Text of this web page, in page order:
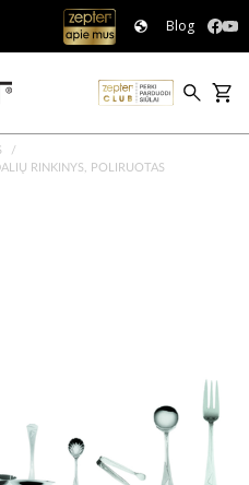
Blog
RINKINYS, POLIRUOTAS